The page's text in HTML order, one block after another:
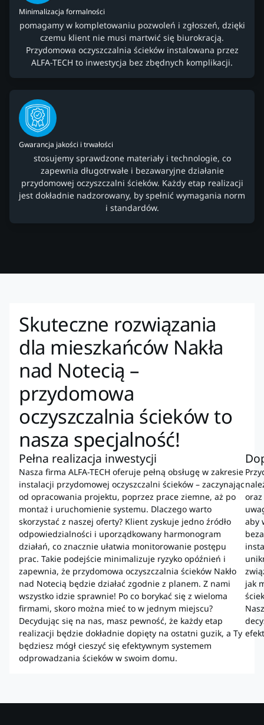
Minimalizacja formalności
pomagamy w kompletowaniu pozwoleń i zgłoszeń, dzięki
czemu klient nie musi martwić się biurokracją.
Przydomowa oczyszczalnia ścieków instalowana przez
ALFA-TECH to inwestycja bez zbędnych komplikacji.
Gwarancja jakości i trwałości
stosujemy sprawdzone materiały i technologie, co
zapewnia długotrwałe i bezawaryjne działanie
przydomowej oczyszczalni ścieków. Każdy etap realizacji
jest dokładnie nadzorowany, by spełnić wymagania norm
i standardów.
Skuteczne rozwiązania
dla mieszkańców Nakła
nad Notecią –
przydomowa
oczyszczalnia ścieków to
nasza specjalność!
Pełna realizacja inwestycji
Nasza firma ALFA-TECH oferuje pełną obsługę w zakresie
instalacji przydomowej oczyszczalni ścieków – zaczynając
od opracowania projektu, poprzez prace ziemne, aż po
montaż i uruchomienie systemu. Dlaczego warto
skorzystać z naszej oferty? Klient zyskuje jedno źródło
odpowiedzialności i uporządkowany harmonogram
działań, co znacznie ułatwia monitorowanie postępu
prac. Takie podejście minimalizuje ryzyko opóźnień i
zapewnia, że przydomowa oczyszczalnia ścieków Nakło
nad Notecią będzie działać zgodnie z planem. Z nami
wszystko idzie sprawnie! Po co borykać się z wieloma
firmami, skoro można mieć to w jednym miejscu?
Decydując się na nas, masz pewność, że każdy etap
realizacji będzie dokładnie dopięty na ostatni guzik, a Ty
będziesz mógł cieszyć się efektywnym systemem
odprowadzania ścieków w swoim domu.
oraz
aby
jak